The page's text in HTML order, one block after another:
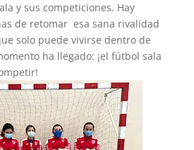
y sus competiciones. Hay
de retomar esa sana rivalidad
solo puede vivirse dentro de
ha llegado: ¡el fútbol sala